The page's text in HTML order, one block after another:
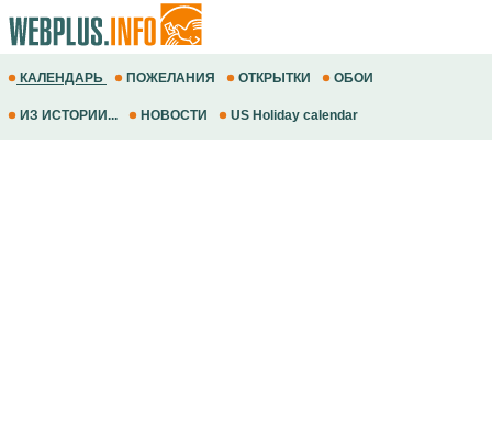
КАЛЕНДАРЬ ПОЖЕЛАНИЯ ОТКРЫТКИ ОБОИ
ИЗ ИСТОРИИ... НОВОСТИ US Holiday calendar